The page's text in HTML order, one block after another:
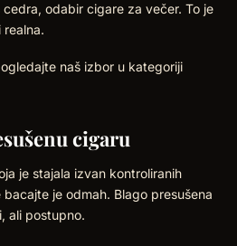
odabir cigare za večer. To je
naš izbor u kategoriji
cigaru
je stajala izvan kontroliranih
je odmah. Blago presušena
ali postupno.